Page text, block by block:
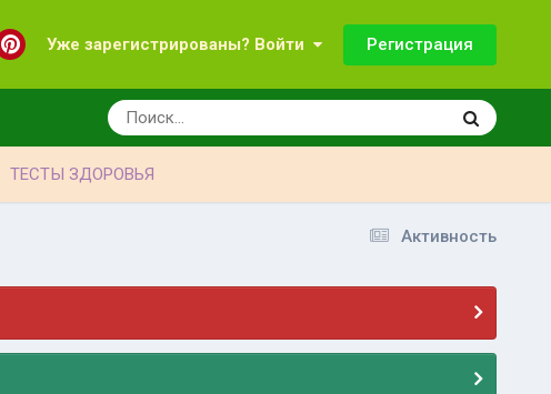
Уже зарегистрированы? Войти Регистрация
ТЕСТЫ ЗДОРОВЬЯ
Активность